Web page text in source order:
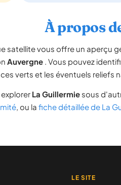
À propos
satellite vous offre un aperçu
Auvergne . Vous pouvez
verts et les éventuels reliefs
La Guillermie sous
, ou la fiche détaillée de La
LE SITE